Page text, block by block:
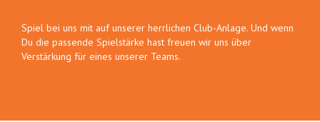
Spiel bei uns mit auf unserer herrlichen Club-Anlage. Und wenn
Du die passende Spielstärke hast freuen wir uns über
Verstärkung für eines unserer Teams.